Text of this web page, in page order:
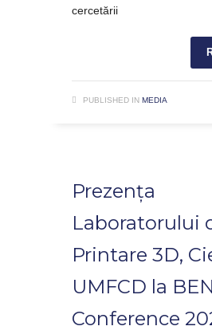
cercetării
PUBLISHED IN MEDIA
Prezența
Laboratorului
Printare 3D,
UMFCD la
Conference